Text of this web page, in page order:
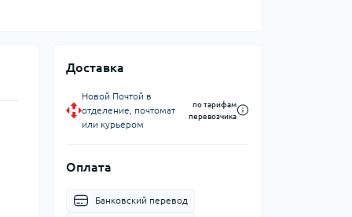
Доставка
Новой Почтой в
отделение, почтомат
или курьером
по тарифам
перевозчика
Оплата
Банковский перевод